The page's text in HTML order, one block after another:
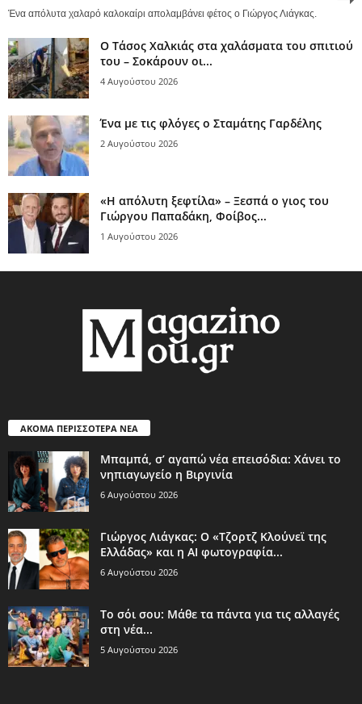
Ένα απόλυτα χαλαρό καλοκαίρι απολαμβάνει φέτος ο Γιώργος Λιάγκας.
Ο Τάσος Χαλκιάς στα χαλάσματα του σπιτιού
του – Σοκάρουν οι...
4 Αυγούστου 2026
Ένα με τις φλόγες ο Σταμάτης Γαρδέλης
2 Αυγούστου 2026
«Η απόλυτη ξεφτίλα» – Ξεσπά ο γιος του
Γιώργου Παπαδάκη, Φοίβος...
1 Αυγούστου 2026
ΑΚΟΜΑ ΠΕΡΙΣΣΟΤΕΡΑ ΝΕΑ
Μπαμπά, σ’ αγαπώ νέα επεισόδια: Χάνει το
νηπιαγωγείο η Βιργινία
6 Αυγούστου 2026
Γιώργος Λιάγκας: Ο «Τζορτζ Κλούνεϊ της
Ελλάδας» και η AI φωτογραφία...
6 Αυγούστου 2026
Το σόι σου: Μάθε τα πάντα για τις αλλαγές
στη νέα...
5 Αυγούστου 2026